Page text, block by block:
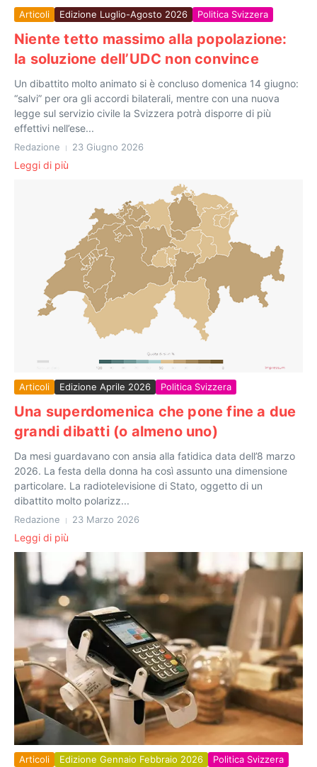
Articoli Edizione Luglio-Agosto 2026 Politica Svizzera
Niente tetto massimo alla popolazione:
la soluzione dell’UDC non convince
Un dibattito molto animato si è concluso domenica 14 giugno:
“salvi” per ora gli accordi bilaterali, mentre con una nuova
legge sul servizio civile la Svizzera potrà disporre di più
effettivi nell’ese...
Redazione 23 Giugno 2026
Leggi di più
Articoli Edizione Aprile 2026 Politica Svizzera
Una superdomenica che pone fine a due
grandi dibatti (o almeno uno)
Da mesi guardavano con ansia alla fatidica data dell’8 marzo
2026. La festa della donna ha così assunto una dimensione
particolare. La radiotelevisione di Stato, oggetto di un
dibattito molto polarizz...
Redazione 23 Marzo 2026
Leggi di più
Articoli Edizione Gennaio Febbraio 2026 Politica Svizzera